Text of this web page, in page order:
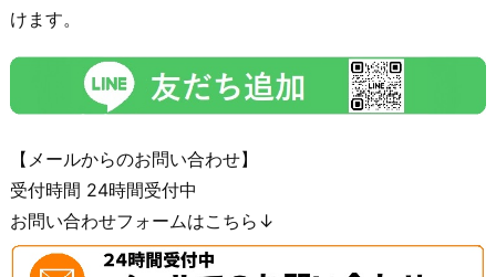
けます。
【メールからのお問い合わせ】
受付時間 24時間受付中
お問い合わせフォームはこちら↓